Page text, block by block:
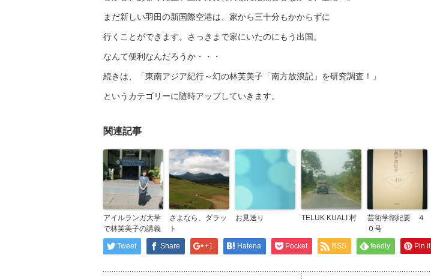
まだ新しい羽田の新国際空港は、家から三十分もかからずに
行くことができます。さっきまで家にいたのにもう出国。
なんて便利なんだろうか・・・
続きは、「東南アジア紀行～幻の林芙美子「南方放浪記」を研究調査！」
というカテゴリーに随時アップしていきます。
関連記事
アイルランガ大学
で林芙美子の講義
さよなら、ダラッ
ト
お見送り TELUK KUALI 村
芸術学部紀要 ４
０号
Tweet Share +1 Hatena Pocket RSS feedly Pin it